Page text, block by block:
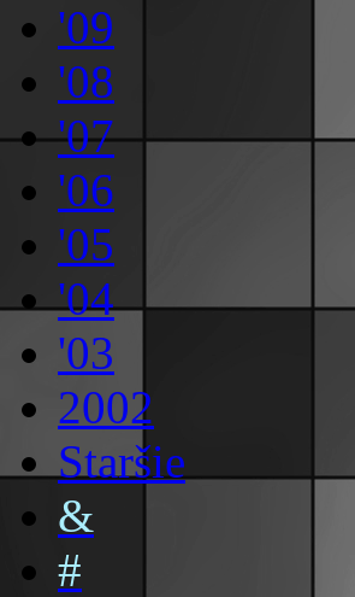
'09
'08
'07
'06
'05
'04
'03
2002
Staršie
&
#